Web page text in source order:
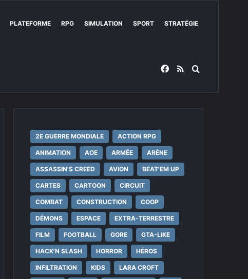
PLATEFORME RPG SIMULATION SPORT STRATÉGIE
Facebook
RSS
2E GUERRE MONDIALE ACTION RPG
ANIMATION AOE ARMÉE ARÈNE
ASSASSIN'S CREED AVION BEAT'EM UP
CARTES CARTOON CIRCUIT
COMBAT CONSTRUCTION COOP
DÉMONS ESPACE EXTRA-TERRESTRE
FILM FOOTBALL GORE GTA-LIKE
HACK'N SLASH HORROR HÉROS
INFILTRATION KIDS LARA CROFT